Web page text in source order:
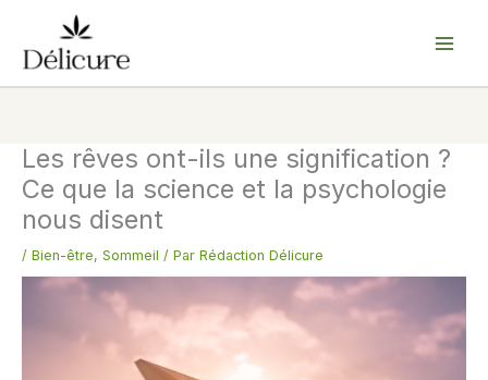
contenu
Les rêves ont-ils une signification ?
Ce que la science et la psychologie
nous disent
/ Bien-être, Sommeil / Par Rédaction Délicure